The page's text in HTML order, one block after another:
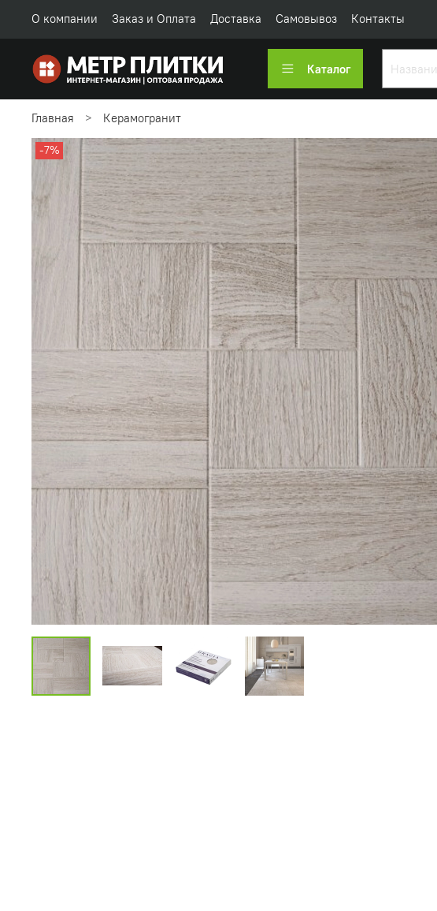
О компании Заказ и Оплата Доставка Самовывоз Контакты
Каталог
Главная Керамогранит
-7%